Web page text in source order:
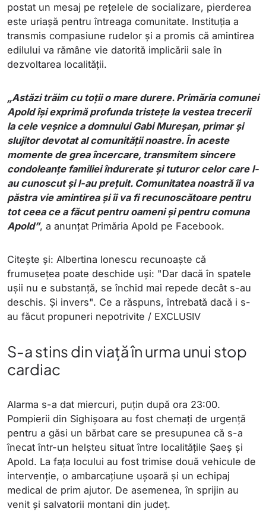
postat un mesaj pe rețelele de socializare, pierderea
este uriașă pentru întreaga comunitate. Instituția a
transmis compasiune rudelor și a promis că amintirea
edilului va rămâne vie datorită implicării sale în
dezvoltarea localității.
„Astăzi trăim cu toţii o mare durere. Primăria comunei
Apold îşi exprimă profunda tristeţe la vestea trecerii
la cele veşnice a domnului Gabi Mureşan, primar şi
slujitor devotat al comunităţii noastre. În aceste
momente de grea încercare, transmitem sincere
condoleanţe familiei îndurerate şi tuturor celor care l-
au cunoscut şi l-au preţuit. Comunitatea noastră îi va
păstra vie amintirea şi îi va fi recunoscătoare pentru
tot ceea ce a făcut pentru oameni şi pentru comuna
Apold”, a anunţat Primăria Apold pe Facebook.
Citește și: Albertina Ionescu recunoaște că
frumusețea poate deschide uși: "Dar dacă în spatele
ușii nu e substanță, se închid mai repede decât s-au
deschis. Și invers". Ce a răspuns, întrebată dacă i s-
au făcut propuneri nepotrivite / EXCLUSIV
S-a stins din viață în urma unui stop
cardiac
Alarma s-a dat miercuri, puțin după ora 23:00.
Pompierii din Sighișoara au fost chemați de urgență
pentru a găsi un bărbat care se presupunea că s-a
înecat într-un helșteu situat între localitățile Șaeș și
Apold. La fața locului au fost trimise două vehicule de
intervenție, o ambarcațiune ușoară și un echipaj
medical de prim ajutor. De asemenea, în sprijin au
venit și salvatorii montani din județ.